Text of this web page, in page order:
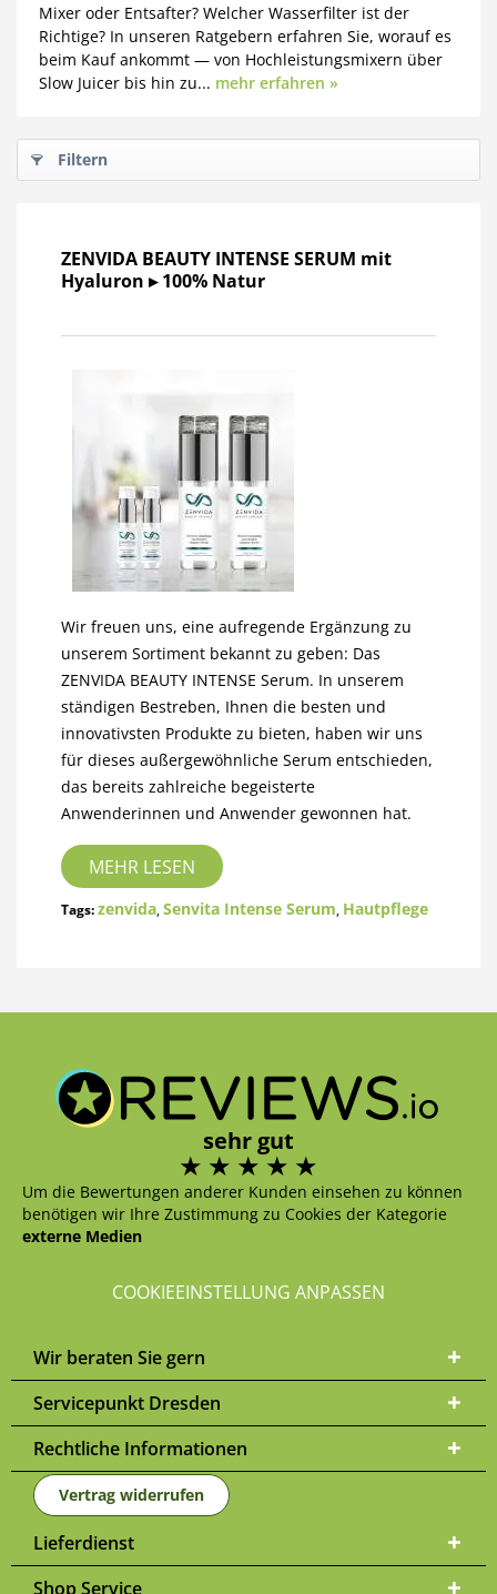
Mixer oder Entsafter? Welcher Wasserfilter ist der
Richtige? In unseren Ratgebern erfahren Sie, worauf es
beim Kauf ankommt — von Hochleistungsmixern über
Slow Juicer bis hin zu... mehr erfahren »
Filtern
ZENVIDA BEAUTY INTENSE SERUM mit
Hyaluron ▸ 100% Natur
Wir freuen uns, eine aufregende Ergänzung zu
unserem Sortiment bekannt zu geben: Das
ZENVIDA BEAUTY INTENSE Serum. In unserem
ständigen Bestreben, Ihnen die besten und
innovativsten Produkte zu bieten, haben wir uns
für dieses außergewöhnliche Serum entschieden,
das bereits zahlreiche begeisterte
Anwenderinnen und Anwender gewonnen hat.
MEHR LESEN
Tags:zenvida,Senvita Intense Serum, Hautpflege
sehr gut
Um die Bewertungen anderer Kunden einsehen zu können
benötigen wir Ihre Zustimmung zu Cookies der Kategorie
externe Medien
COOKIEEINSTELLUNG ANPASSEN
Wir beraten Sie gern
Servicepunkt Dresden
Rechtliche Informationen
Vertrag widerrufen
Lieferdienst
Shop Service